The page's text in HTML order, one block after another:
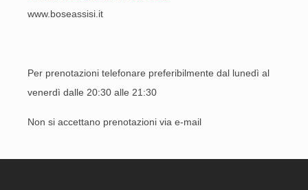
www.boseassisi.it
Per prenotazioni telefonare preferibilmente dal lunedì al
venerdì dalle 20:30 alle 21:30
Non si accettano prenotazioni via e-mail